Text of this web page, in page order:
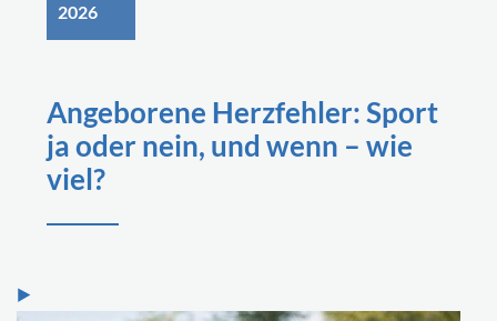
2026
Angeborene Herzfehler: Sport
ja oder nein, und wenn – wie
viel?